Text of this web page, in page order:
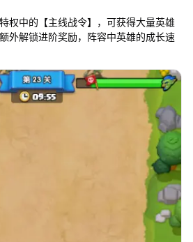
中的【主线战令】，可获得大量英雄
外解锁进阶奖励，阵容中英雄的成长速